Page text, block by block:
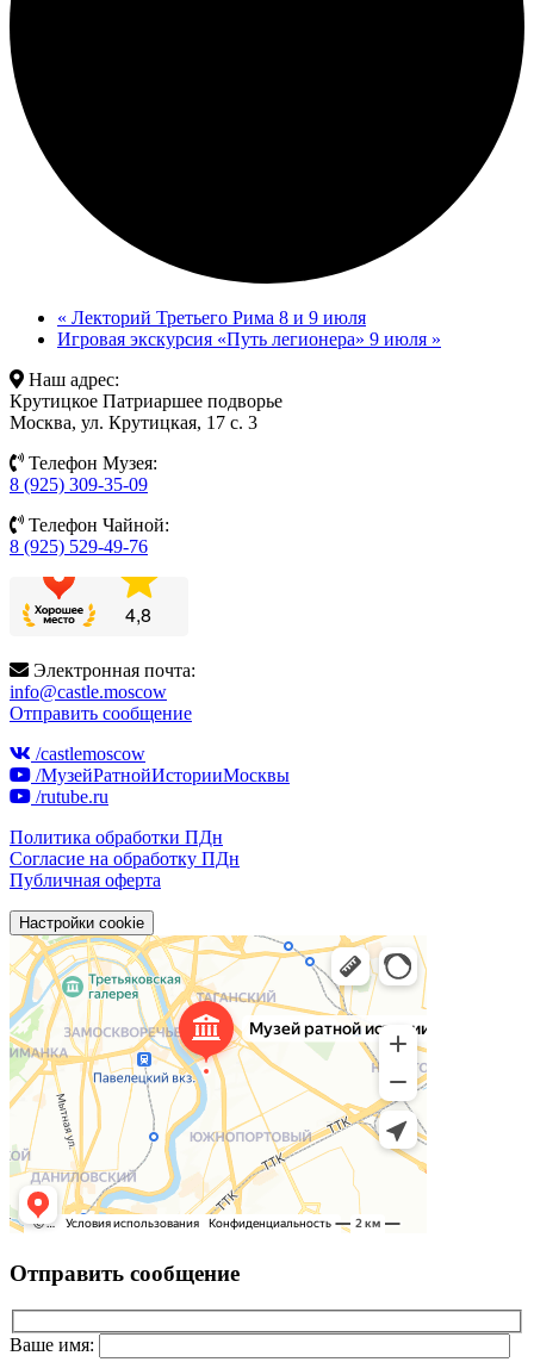
« Лекторий Третьего Рима 8 и 9 июля
Игровая экскурсия «Путь легионера» 9 июля »
Наш адрес:
Крутицкое Патриаршее подворье
Москва, ул. Крутицкая, 17 с. 3
Телефон Музея:
8 (925) 309-35-09
Телефон Чайной:
8 (925) 529-49-76
Электронная почта:
info@castle.moscow
Отправить сообщение
/castlemoscow
/МузейРатнойИсторииМосквы
/rutube.ru
Политика обработки ПДн
Согласие на обработку ПДн
Публичная оферта
Настройки cookie
Отправить сообщение
Ваше имя: